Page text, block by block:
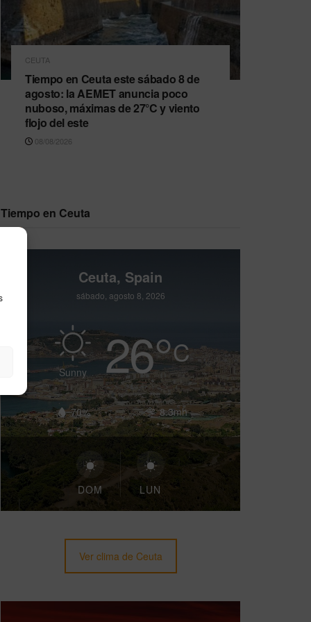
CEUTA
Tiempo en Ceuta este sábado 8 de
agosto: la AEMET anuncia poco
nuboso, máximas de 27°C y viento
flojo del este
08/08/2026
Tiempo en Ceuta
Ceuta, Spain
sábado, agosto 8, 2026
Sunny 26°C
70% 8.3mh
DOM LUN
Ver clima de Ceuta